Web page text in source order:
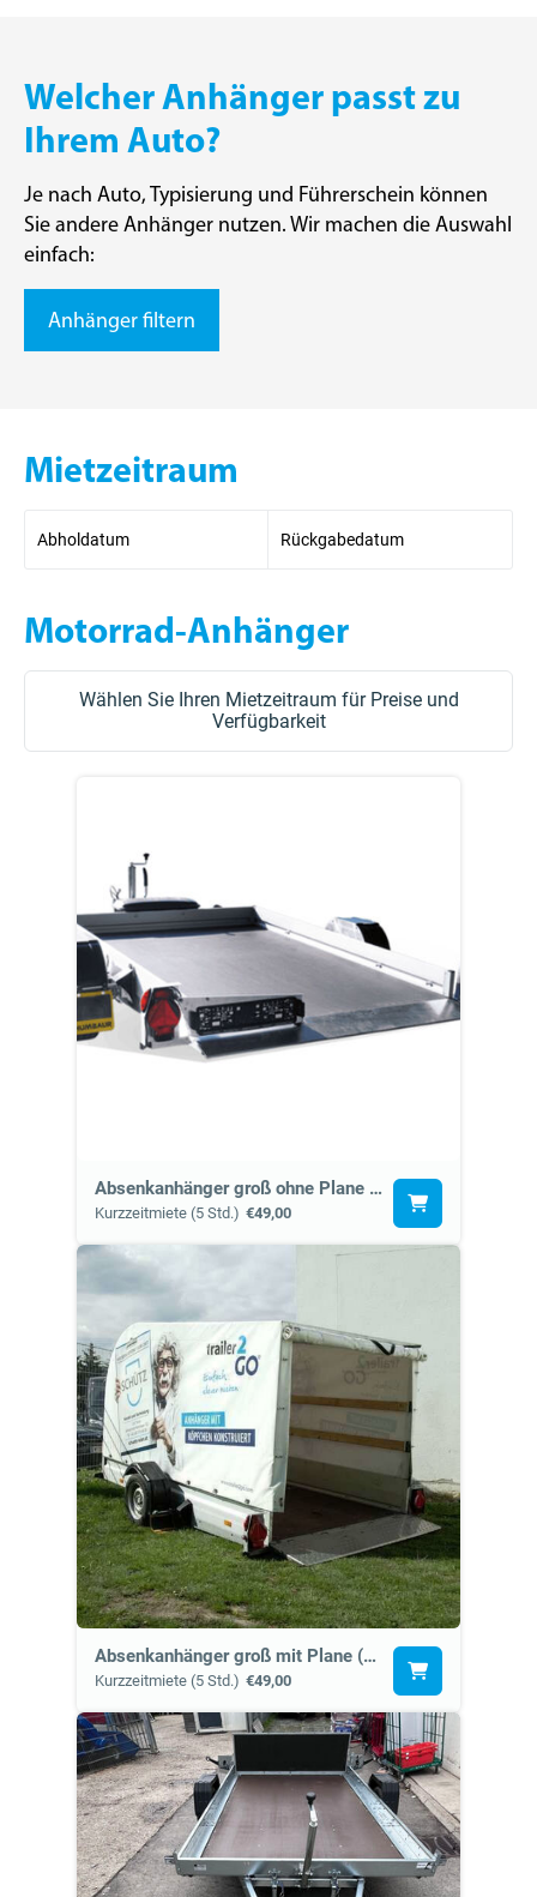
Welcher Anhänger passt zu
Ihrem Auto?
Je nach Auto, Typisierung und Führerschein können
Sie andere Anhänger nutzen. Wir machen die Auswahl
einfach:
Anhänger filtern
Mietzeitraum
Abholdatum Rückgabedatum
Motorrad-Anhänger
Wählen Sie Ihren Mietzeitraum für Preise und
Verfügbarkeit
Absenkanhänger groß ohne Plane (7d)
Kurzzeitmiete (5 Std.) €49,00
Absenkanhänger groß mit Plane (7k)
Kurzzeitmiete (5 Std.) €49,00